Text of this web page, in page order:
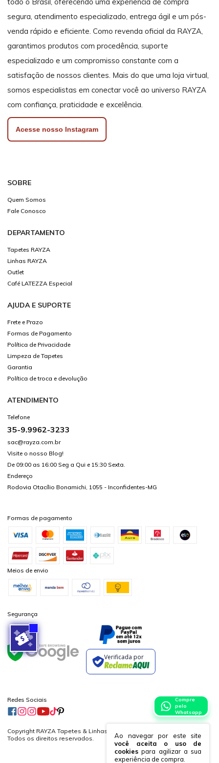
Ao navegar por este site
você aceita o uso de
cookies para agilizar a sua
experiência de compra.
Compre
pelo
Whatsapp
segura, atendimento especializado, entrega ágil e um pós-
venda rápido e eficiente. Como revenda oficial da RAYZA,
garantimos produtos com procedência, suporte
especializado e um compromisso constante com a
satisfação de nossos clientes. Mais do que uma loja virtual,
somos especialistas em conectar você ao universo RAYZA
com confiança, praticidade e excelência.
Acesse nosso Instagram
SOBRE
Quem Somos
Fale Conosco
DEPARTAMENTO
Tapetes RAYZA
Linhas RAYZA
Outlet
Café LATEZZA Especial
AJUDA E SUPORTE
Frete e Prazo
Formas de Pagamento
Política de Privacidade
Limpeza de Tapetes
Garantia
Política de troca e devolução
ATENDIMENTO
Telefone
35-9.9962-3233
sac@rayza.com.br
Visite o nosso Blog!
De 09:00 as 16:00 Seg a Qui e 15:30 Sexta.
Endereço
Rodovia Otacílio Bonamichi, 1055 - Inconfidentes-MG
Formas de pagamento
Meios de envio
Segurança
Verificada por
Redes Sociais
Copyright RAYZA Tapetes & Linhas Ltda. - 19882364000170 - 2026.
Todos os direitos reservados.